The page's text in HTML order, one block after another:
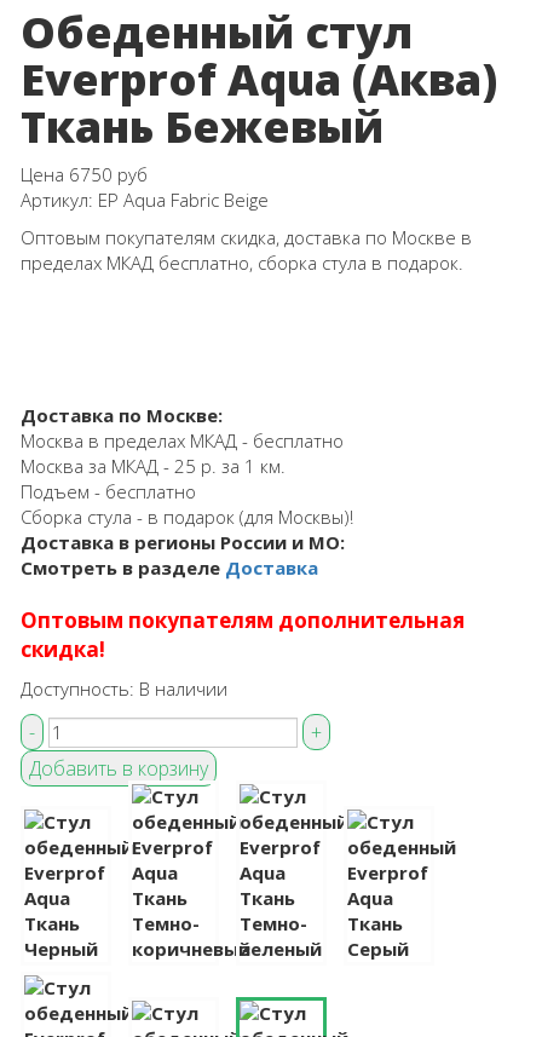
Обеденный стул
Everprof Aqua (Аква)
Ткань Бежевый
Цена 6750 руб
Артикул: EP Aqua Fabric Beige
Оптовым покупателям скидка, доставка по Москве в
пределах МКАД бесплатно, сборка стула в подарок.
Доставка по Москве:
Москва в пределах МКАД - бесплатно
Москва за МКАД - 25 р. за 1 км.
Подъем - бесплатно
Сборка стула - в подарок (для Москвы)!
Доставка в регионы России и МО:
Смотреть в разделе Доставка
Оптовым покупателям дополнительная
скидка!
Доступность: В наличии